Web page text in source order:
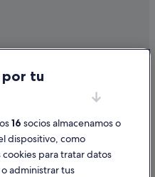
contenido
por tu
16 socios almacenamos o
dispositivo, como
para tratar datos
administrar tus